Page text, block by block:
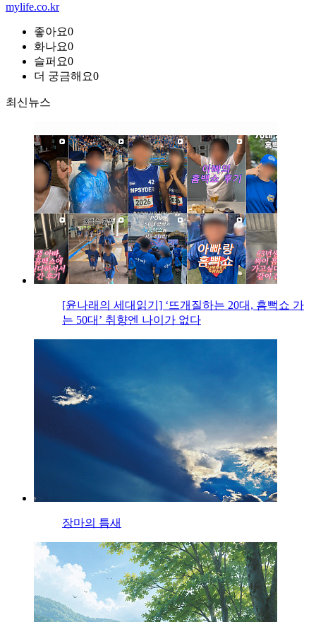
mylife.co.kr
좋아요0
화나요0
슬퍼요0
더 궁금해요0
최신뉴스
[윤나래의 세대읽기] ‘뜨개질하는 20대, 흠뻑쇼 가
는 50대’ 취향엔 나이가 없다
장마의 틈새